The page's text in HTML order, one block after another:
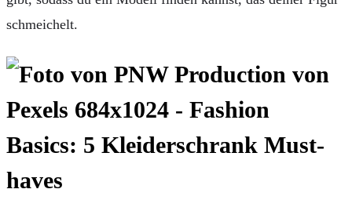
schmeichelt.